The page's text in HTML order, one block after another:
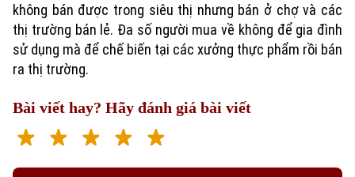
không bán được trong siêu thị nhưng bán ở chợ và các
thị trường bán lẻ. Đa số người mua về không để gia đình
sử dụng mà để chế biến tại các xưởng thực phẩm rồi bán
ra thị trường.
Bài viết hay? Hãy đánh giá bài viết